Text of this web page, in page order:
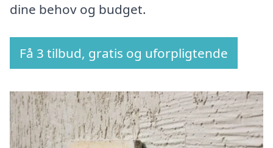
dine behov og budget.
Få 3 tilbud, gratis og uforpligtende